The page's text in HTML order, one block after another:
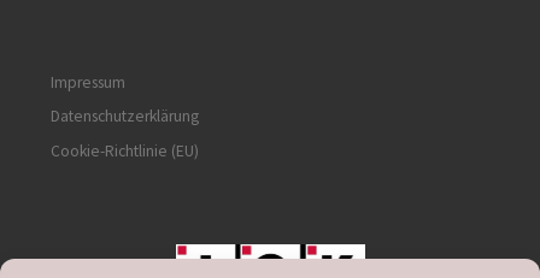
Impressum
Datenschutzerklärung
Cookie-Richtlinie (EU)